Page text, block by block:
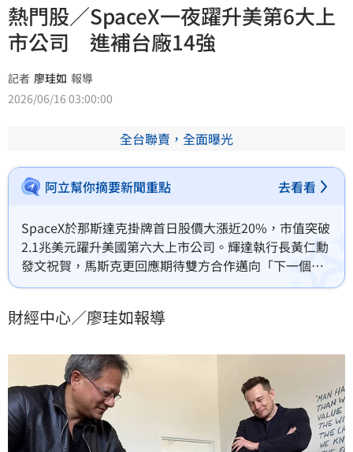
熱門股／SpaceX一夜躍升美第6大上
市公司 進補台廠14強
記者 廖珪如 報導
2026/06/16 03:00:00
全台聯賣，全面曝光
阿立幫你摘要新聞重點 去看看
SpaceX於那斯達克掛牌首日股價大漲近20%，市值突破
2.1兆美元躍升美國第六大上市公司。輝達執行長黃仁勳
發文祝賀，馬斯克更回應期待雙方合作邁向「下一個層
級」，引發市場對太空AI與衛星運算的強烈聯想。此熱
PCB、網通及散熱大廠。隨著低軌衛星與太空基礎建設
持續受惠。
財經中心／廖珪如報導